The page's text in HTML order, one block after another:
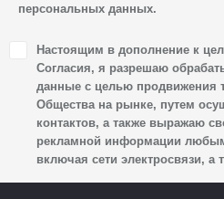
персональных данных.
1. Настоящим я даю
своих персональных данных,
фамилии, контактных
и адрес электронной почты),
о впечатлениях, интересах,
к автомобилю(-ям) и товарам/
персональных данных.
Настоящим в дополнение к
Согласия, я разрешаю
данные с целью продвижения
Общества на рынке, путем
контактов, а также выражаю
рекламной информации
включая сети электросвязи, а